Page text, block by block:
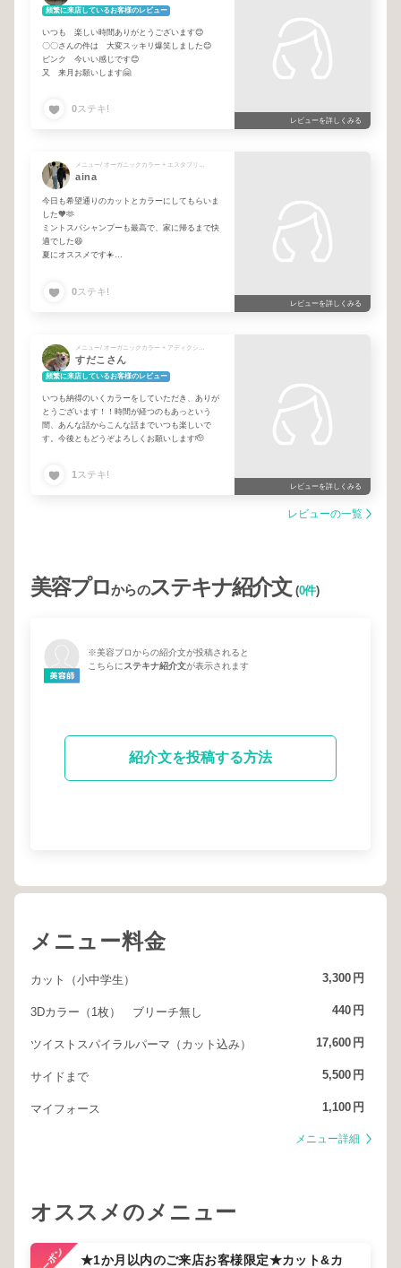
頻繁に来店しているお客様のレビュー
いつも 楽しい時間ありがとうございます😊
〇〇さんの件は 大変スッキリ爆笑しました😊
ピンク 今いい感じです😊
又 来月お願いします🤗
0ステキ!
レビューを詳しくみる
aina
今日も希望通りのカットとカラーにしてもらいま
した🧡🫶
ミントスパシャンプーも最高で、家に帰るまで快
適でした😆
夏にオススメです☀️
0ステキ!
レビューを詳しくみる
すだこさん
頻繁に来店しているお客様のレビュー
いつも納得のいくカラーをしていただき、ありが
とうございます！！時間が経つのもあっという
間、あんな話からこんな話までいつも楽しいで
す。今後ともどうぞよろしくお願いします🫡
1 ステキ!
レビューを詳しくみる
レビューの一覧
美容プロからのステキナ紹介文(0件)
※美容プロからの紹介文が投稿されると
こちらにステキナ紹介文が表示されます
紹介文を投稿する方法
メニュー料金
カット（小中学生） 3,300 円
3Dカラー（1枚） ブリーチ無し 440 円
ツイストスパイラルパーマ（カット込み） 17,600 円
サイドまで 5,500 円
マイフォース 1,100 円
メニュー詳細
オススメのメニュー
★1か月以内のご来店お客様限定★カット&カ